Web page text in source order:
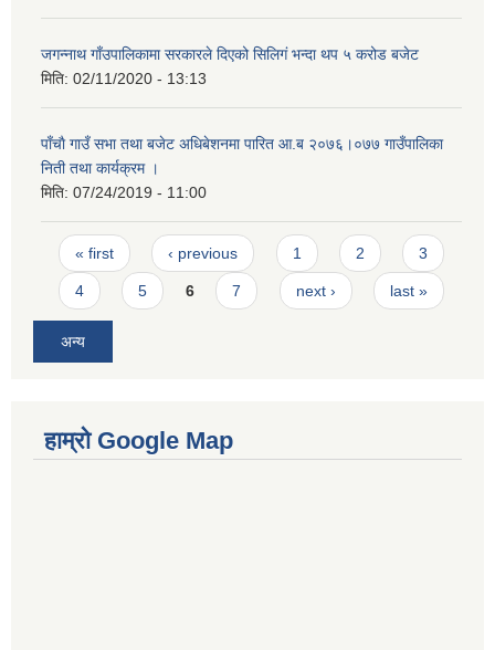
जगन्नाथ गाँउपालिकामा सरकारले दिएको सिलिगं भन्दा थप ५ करोड बजेट
मिति: 02/11/2020 - 13:13
पाँचाै गाउँ सभा तथा बजेट अधिबेशनमा पारित आ.ब २०७६।०७७ गाउँपालिका
निती तथा कार्यक्रम ।
मिति: 07/24/2019 - 11:00
Pages
« first ‹ previous 1 2 3
4 5 6 7 next › last »
अन्य
हाम्रो Google Map